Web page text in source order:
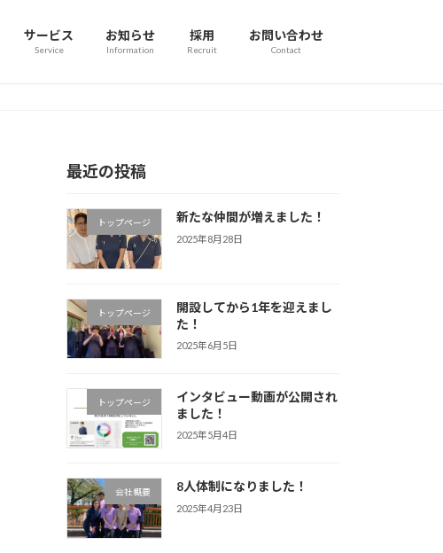
サービス
Service
お知らせ
Information
採用
Recruit
お問い合わせ
Contact
最近の投稿
トップページ 新たな仲間が増えました！
2025年8月28日
トップページ
開設してから1年を迎えまし
た！
2025年6月5日
トップページ
インタビュー動画が公開され
ました！
2025年5月4日
会社概要 8人体制になりました！
2025年4月23日